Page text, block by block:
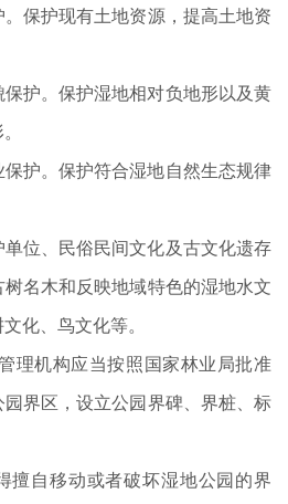
保护现有土地资源，提高土地资
保护。保护湿地相对负地形以及黄
保护。保护符合湿地自然生态规律
单位、民俗民间文化及古文化遗存
名木和反映地域特色的湿地水文
化、鸟文化等。
理机构应当按照国家林业局批准
界区，设立公园界碑、界桩、标
擅自移动或者破坏湿地公园的界